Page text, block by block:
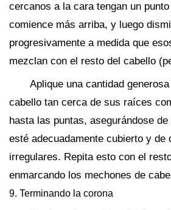
cercanos a la cara tengan un
comience más arriba, y luego
progresivamente a medida que
mezclan con el resto del cabello
Aplique una cantidad
cabello tan cerca de sus raíces
hasta las puntas, asegurándose
esté adecuadamente cubierto y de
irregulares. Repita esto con el
enmarcando los mechones de
9. Terminando la corona